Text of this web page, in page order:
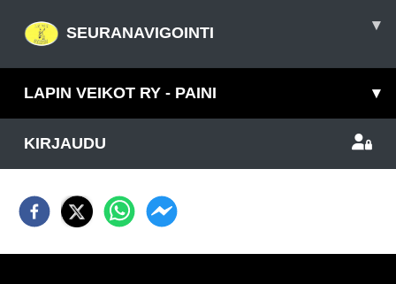
SEURANAVIGOINTI ▾
LAPIN VEIKOT RY - PAINI ▾
KIRJAUDU